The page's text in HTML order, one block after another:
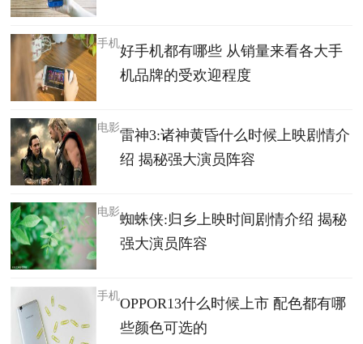
好手机都有哪些 从销量来看各大手
机品牌的受欢迎程度
手机
雷神3:诸神黄昏什么时候上映剧情介
绍 揭秘强大演员阵容
电影
蜘蛛侠:归乡上映时间剧情介绍 揭秘
强大演员阵容
电影
OPPOR13什么时候上市 配色都有哪
些颜色可选的
手机